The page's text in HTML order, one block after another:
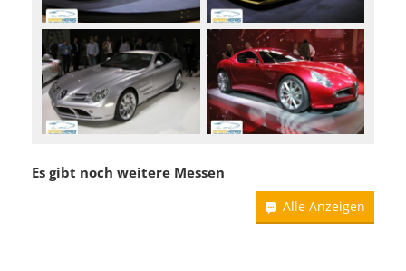
Es gibt noch weitere Messen
Alle Anzeigen